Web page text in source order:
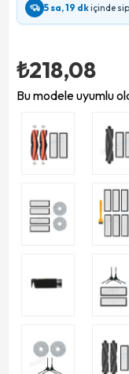
5 sa, 19 dkiçinde
₺218,08
Bu modele uyumlu